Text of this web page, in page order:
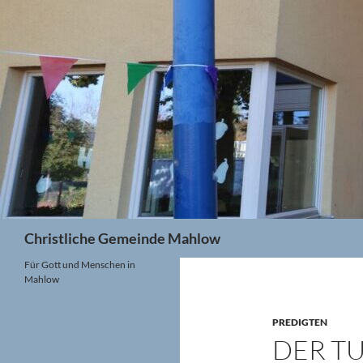
springen
Christliche Gemeinde Mahlow
PREDIGTEN
DER
Für Gott und Menschen in
Mahlow